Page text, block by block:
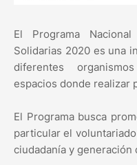
El Programa
Solidarias 2020 es una
diferentes
espacios donde realizar
El Programa busca
particular el
ciudadanía y